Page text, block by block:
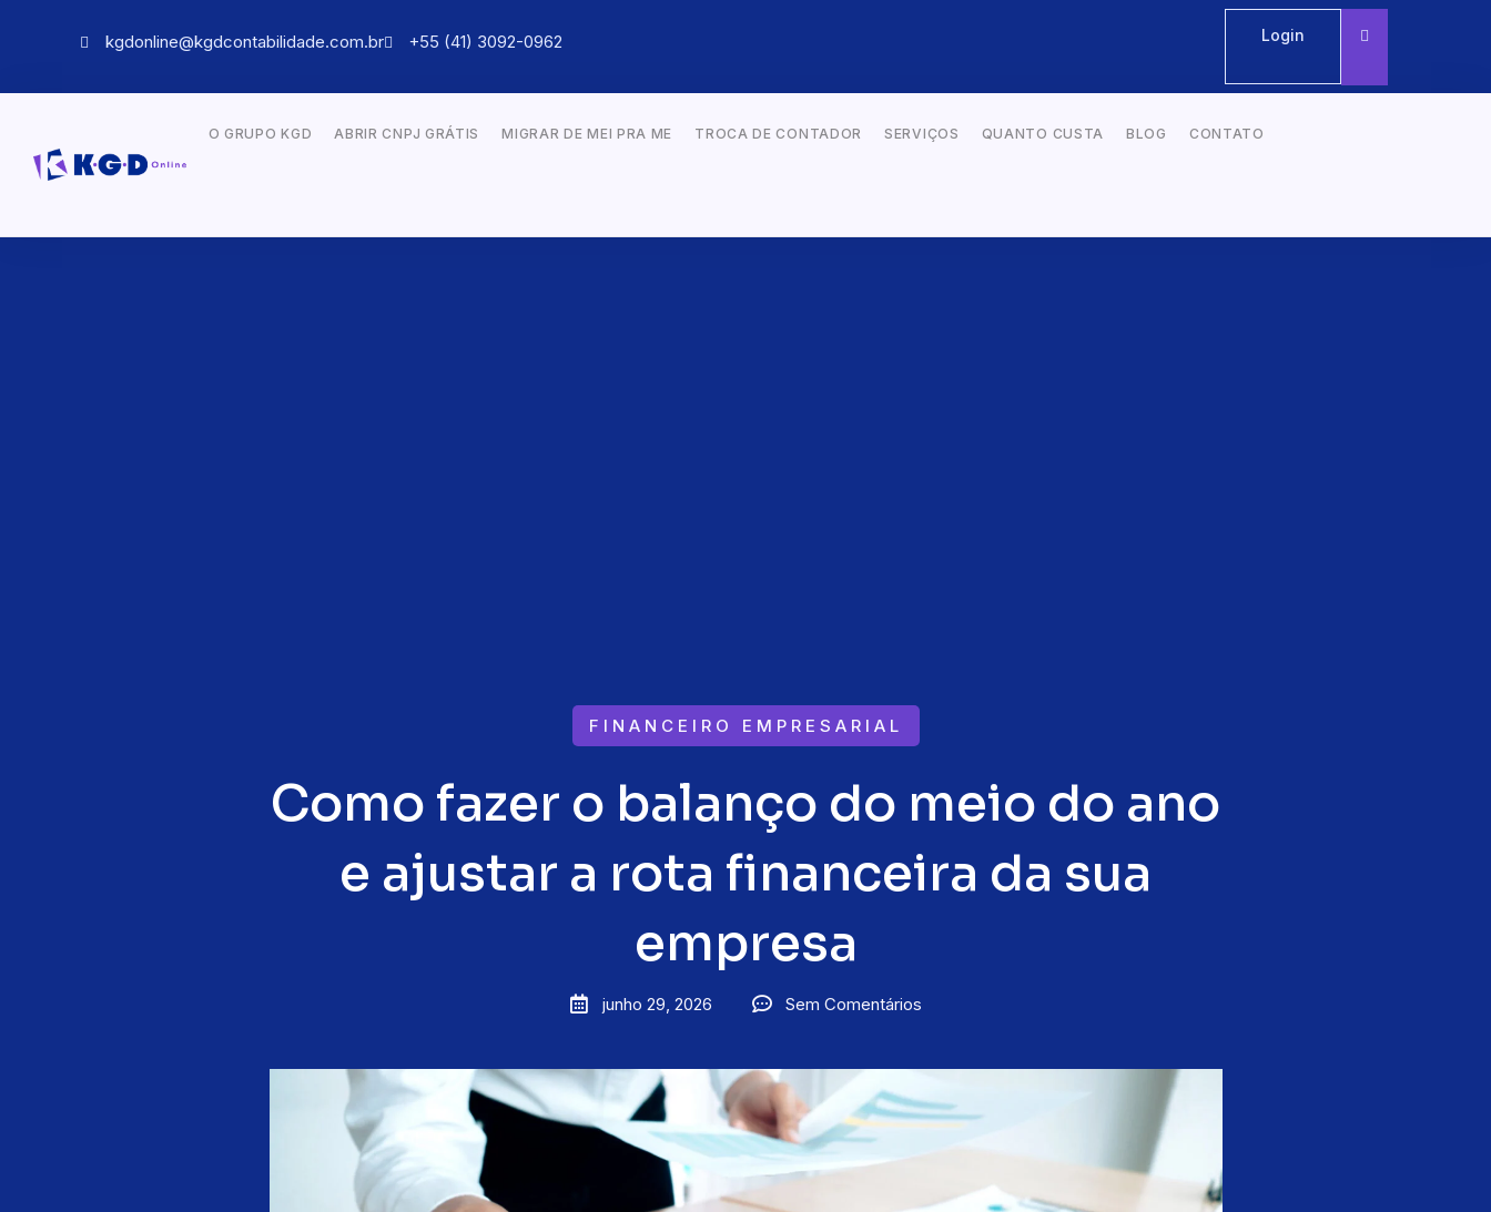
kgdonline@kgdcontabilidade.com.br +55 (41) 3092-0962 Login
O GRUPO KGD ABRIR CNPJ GRÁTIS MIGRAR DE MEI PRA ME TROCA DE CONTADOR SERVIÇOS QUANTO CUSTA BLOG CONTATO
FINANCEIRO EMPRESARIAL
Como fazer o balanço do meio do ano
e ajustar a rota financeira da sua
empresa
junho 29, 2026 Sem Comentários